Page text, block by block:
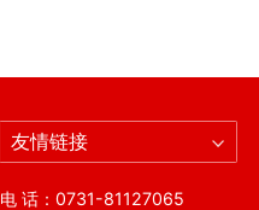
友情链接
电 话：0731-81127065